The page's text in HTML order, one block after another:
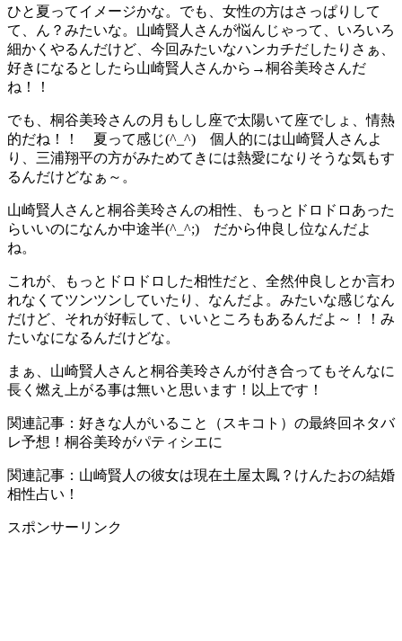
ひと夏ってイメージかな。でも、女性の方はさっぱりして
て、ん？みたいな。山崎賢人さんが悩んじゃって、いろいろ
細かくやるんだけど、今回みたいなハンカチだしたりさぁ、
好きになるとしたら山崎賢人さんから→桐谷美玲さんだ
ね！！
でも、桐谷美玲さんの月もしし座で太陽いて座でしょ、情熱
的だね！！ 夏って感じ(^_^) 個人的には山崎賢人さんよ
り、三浦翔平の方がみためてきには熱愛になりそうな気もす
るんだけどなぁ～。
山崎賢人さんと桐谷美玲さんの相性、もっとドロドロあった
らいいのになんか中途半(^_^;) だから仲良し位なんだよ
ね。
これが、もっとドロドロした相性だと、全然仲良しとか言わ
れなくてツンツンしていたり、なんだよ。みたいな感じなん
だけど、それが好転して、いいところもあるんだよ～！！み
たいなになるんだけどな。
まぁ、山崎賢人さんと桐谷美玲さんが付き合ってもそんなに
長く燃え上がる事は無いと思います！以上です！
関連記事：好きな人がいること（スキコト）の最終回ネタバ
レ予想！桐谷美玲がパティシエに
関連記事：山崎賢人の彼女は現在土屋太鳳？けんたおの結婚
相性占い！
スポンサーリンク